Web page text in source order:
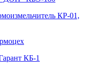
КР-01,
КБ-1